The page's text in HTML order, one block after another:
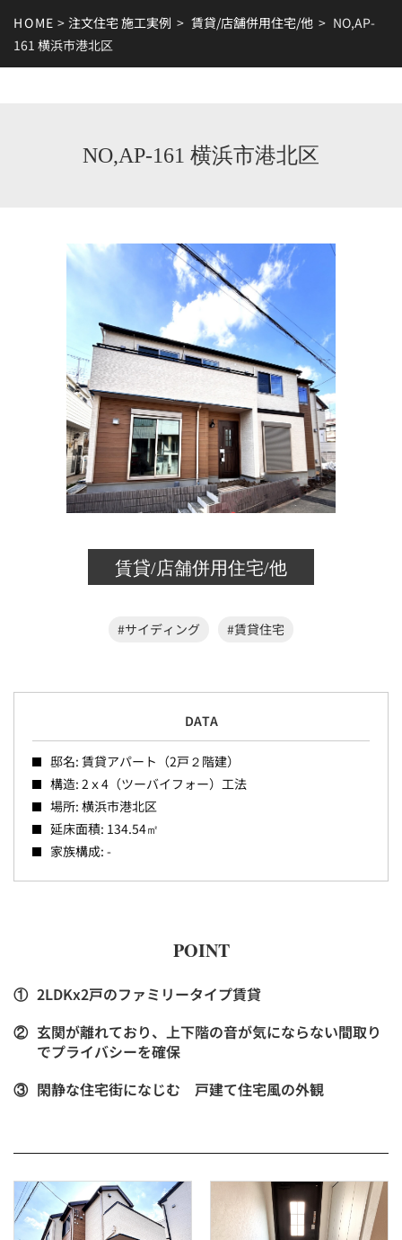
HOME > 注文住宅 施工実例 > 賃貸/店舗併用住宅/他 > NO,AP-
161 横浜市港北区
NO,AP-161 横浜市港北区
賃貸/店舗併用住宅/他
#サイディング #賃貸住宅
DATA
邸名: 賃貸アパート（2戸２階建）
構造: 2ｘ4（ツーバイフォー）工法
場所: 横浜市港北区
延床面積: 134.54㎡
家族構成: -
POINT
① 2LDKx2戸のファミリータイプ賃貸
② 玄関が離れており、上下階の音が気にならない間取り
でプライバシーを確保
③ 閑静な住宅街になじむ 戸建て住宅風の外観